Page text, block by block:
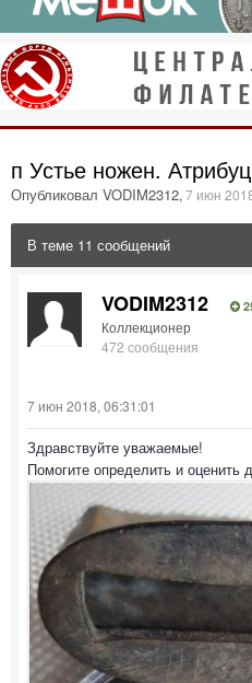
п Устье ножен.
Опубликовал VODIM2312, 7 июн
В теме 11 сообщений
VODIM2312
Коллекционер
472 сообщения
7 июн 2018, 06:31:01
Здравствуйте уважаемые!
Помогите определить и оценить